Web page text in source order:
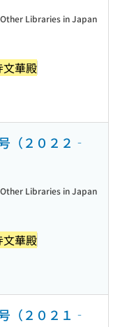
文華殿
Other Libraries in Japan
（２０２２‐
文華殿
Other Libraries in Japan
（２０２１‐